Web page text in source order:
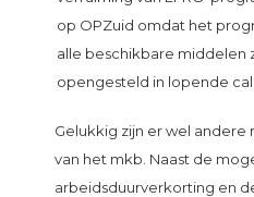
op OPZuid omdat het
alle beschikbare middelen
opengesteld in lopende
Gelukkig zijn er wel
van het mkb. Naast de
arbeidsduurverkorting en